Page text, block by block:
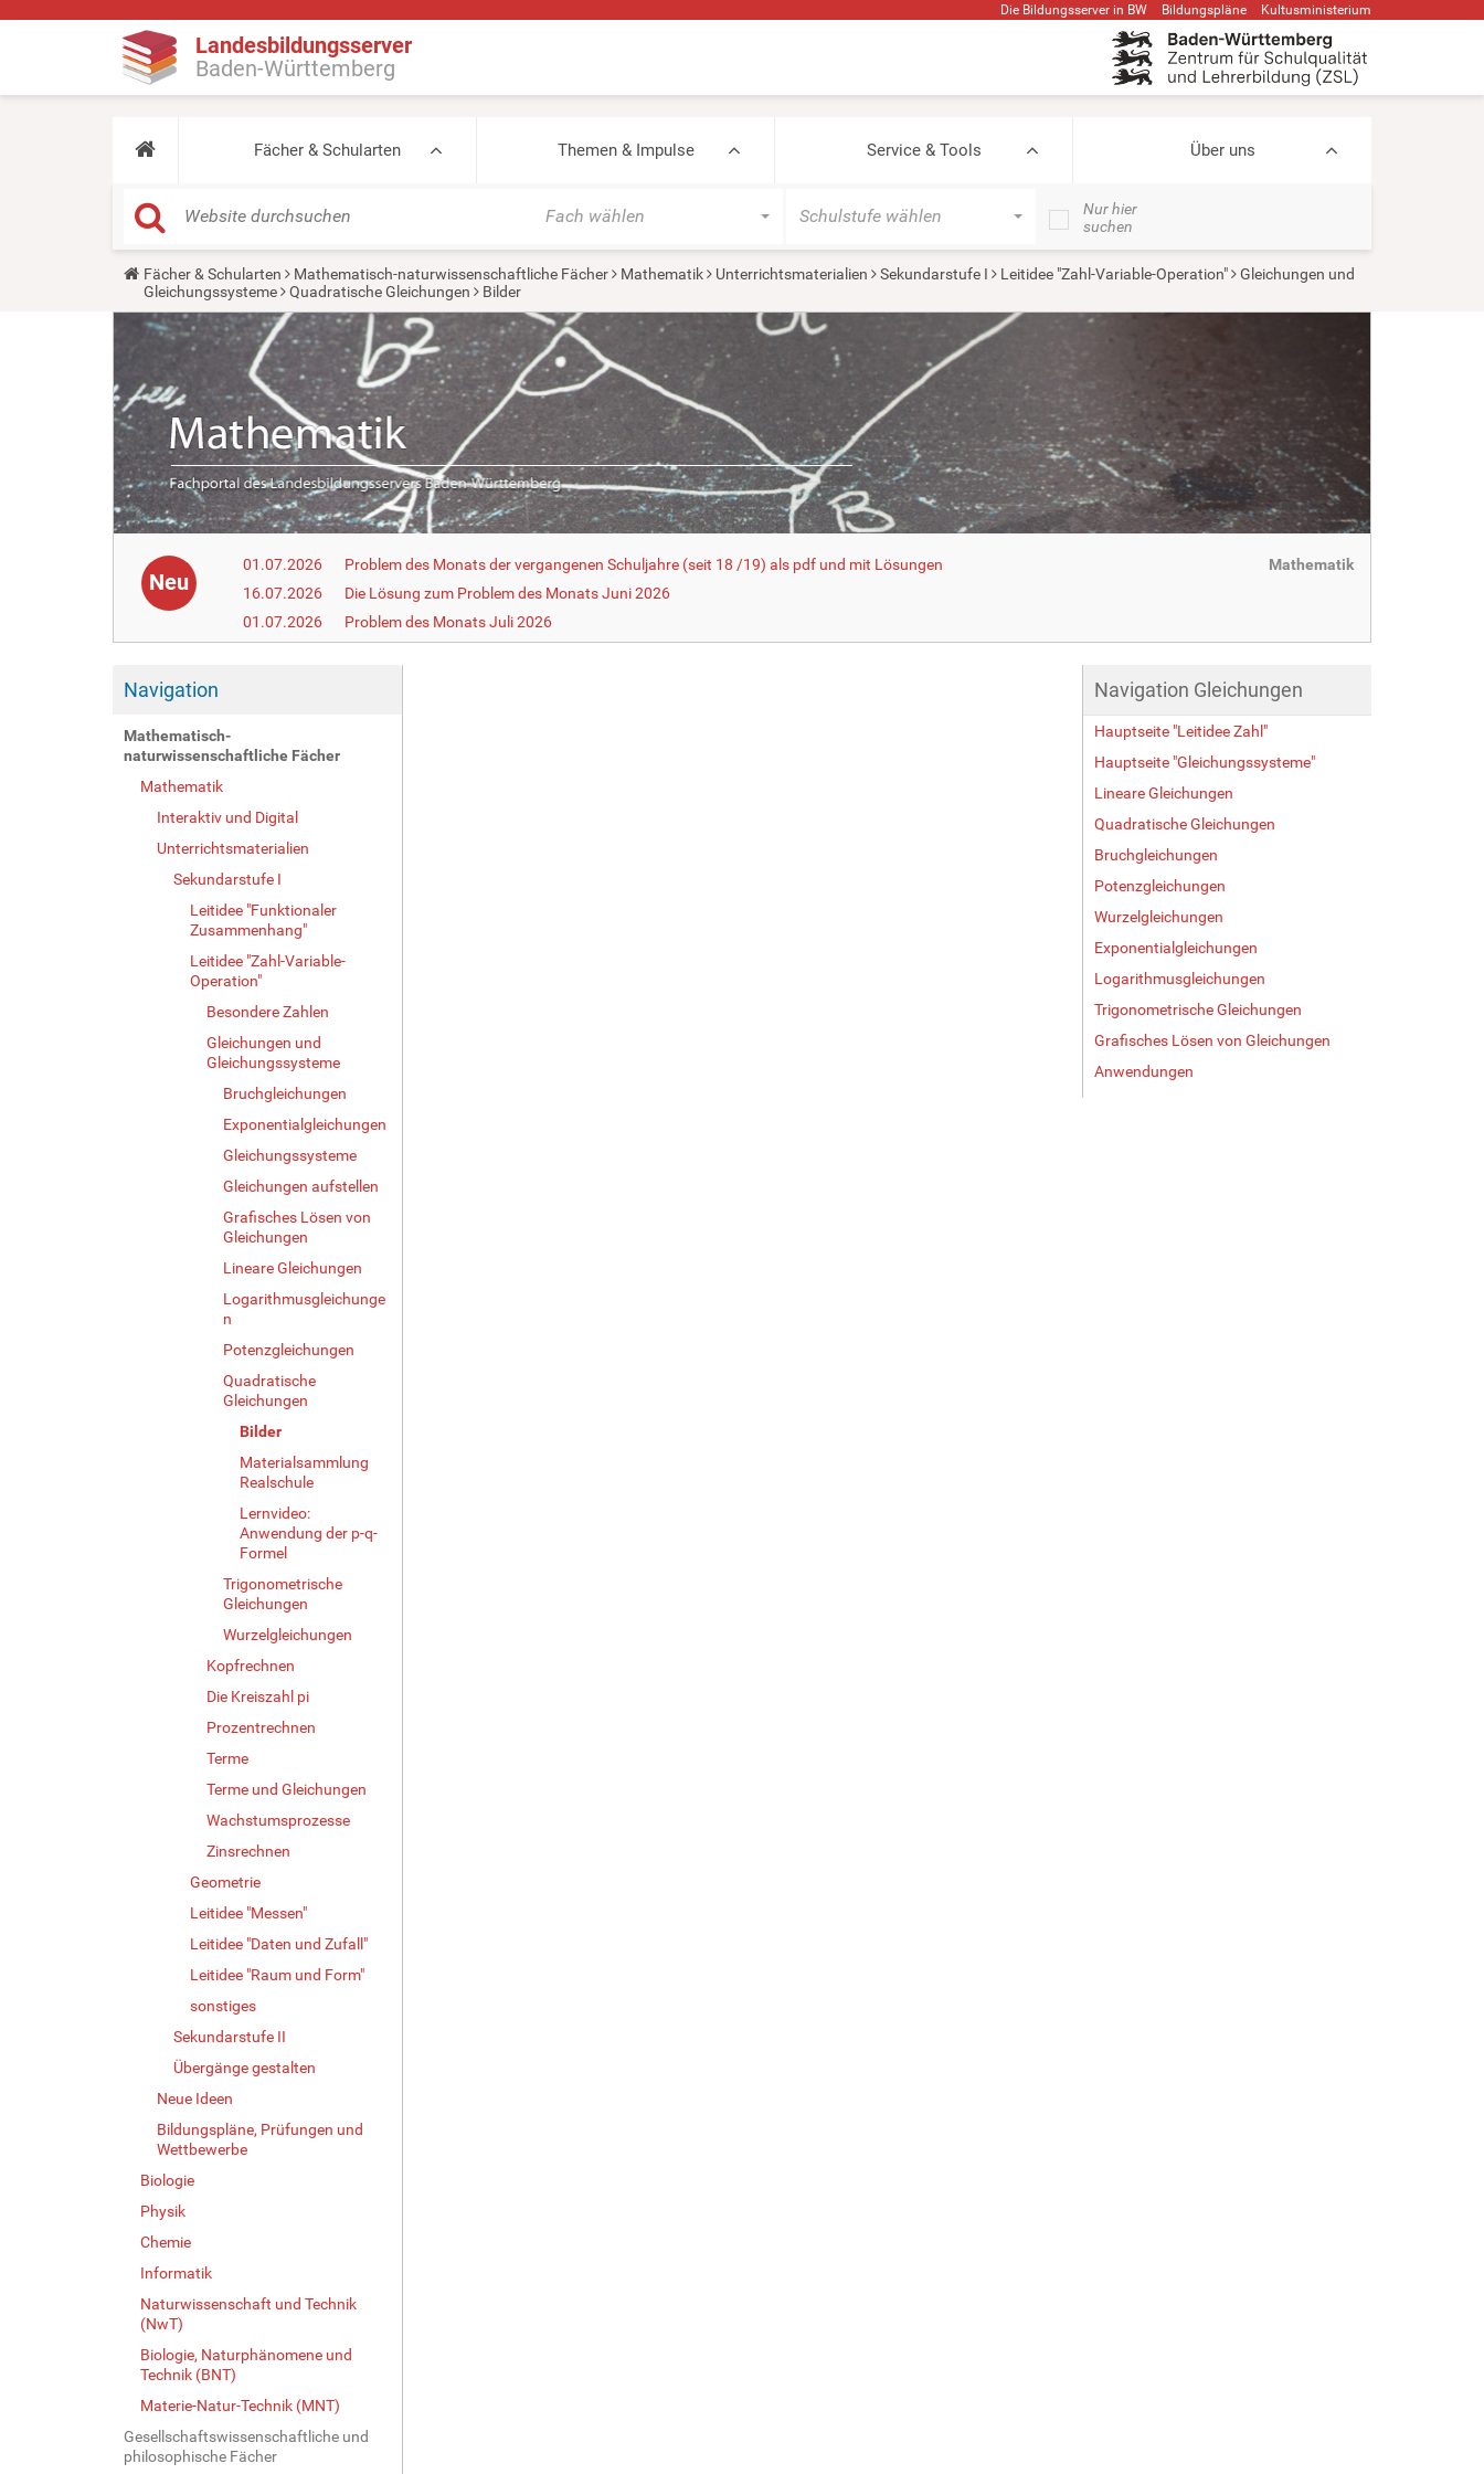
Die Bildungsserver in BW Bildungspläne Kultusministerium
Landesbildungsserver
Baden-Württemberg
Fächer & Schularten Themen & Impulse Service & Tools Über uns
Fach wählen Schulstufe wählen
Nur hier
suchen
Y
u
e
r
e
:
Fächer & Schularten Mathematisch-naturwissenschaftliche Fächer Mathematik Unterrichtsmaterialien Sekundarstufe I Leitidee "Zahl-Variable-Operation"
Gleichungen und
Gleichungssysteme
Quadratische Gleichungen Bilder
Neu
01.07.2026
Problem des Monats der vergangenen Schuljahre (seit 18 /19) als pdf und mit Lösungen
16.07.2026
Die Lösung zum Problem des Monats Juni 2026
01.07.2026
Problem des Monats Juli 2026
Mathematik
Navigation
Mathematisch-
naturwissenschaftliche Fächer
Mathematik
Interaktiv und Digital
Unterrichtsmaterialien
Sekundarstufe I
Leitidee "Funktionaler
Zusammenhang"
Leitidee "Zahl-Variable-
Operation"
Besondere Zahlen
Gleichungen und
Gleichungssysteme
Bruchgleichungen
Exponentialgleichungen
Gleichungssysteme
Gleichungen aufstellen
Grafisches Lösen von
Gleichungen
Lineare Gleichungen
Logarithmusgleichunge
n
Potenzgleichungen
Quadratische
Gleichungen
Bilder
Materialsammlung
Realschule
Lernvideo:
Anwendung der p-q-
Formel
Trigonometrische
Gleichungen
Wurzelgleichungen
Kopfrechnen
Die Kreiszahl pi
Prozentrechnen
Terme
Terme und Gleichungen
Wachstumsprozesse
Zinsrechnen
Geometrie
Leitidee "Messen"
Leitidee "Daten und Zufall"
Leitidee "Raum und Form"
sonstiges
Sekundarstufe II
Übergänge gestalten
Neue Ideen
Bildungspläne, Prüfungen und
Wettbewerbe
Biologie
Physik
Chemie
Informatik
Naturwissenschaft und Technik
(NwT)
Biologie, Naturphänomene und
Technik (BNT)
Materie-Natur-Technik (MNT)
Gesellschaftswissenschaftliche und
philosophische Fächer
Navigation Gleichungen
Hauptseite "Leitidee Zahl"
Hauptseite "Gleichungssysteme"
Lineare Gleichungen
Quadratische Gleichungen
Bruchgleichungen
Potenzgleichungen
Wurzelgleichungen
Exponentialgleichungen
Logarithmusgleichungen
Trigonometrische Gleichungen
Grafisches Lösen von Gleichungen
Anwendungen